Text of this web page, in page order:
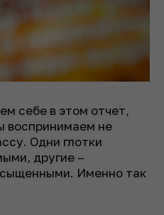
себе в этом отчет,
воспринимаем не
Одни глотки
другие –
Именно так